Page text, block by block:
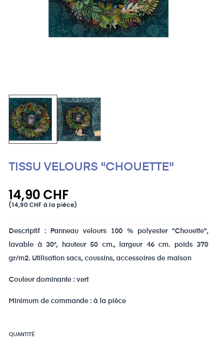
TISSU VELOURS "CHOUETTE"
14,90 CHF
(14,90 CHF à la pièce)
Descriptif : Panneau velours 100 % polyester "Chouette",
lavable à 30°, hauteur 50 cm., largeur 46 cm. poids 370
gr/m2. Utilisation sacs, coussins, accessoires de maison
Couleur dominante : vert
Minimum de commande : à la pièce
QUANTITÉ